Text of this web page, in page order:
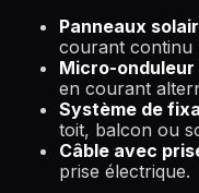
Panneaux
courant continu
Micro-onduleur
en courant
Système de
toit, balcon ou
Câble avec
prise électrique.